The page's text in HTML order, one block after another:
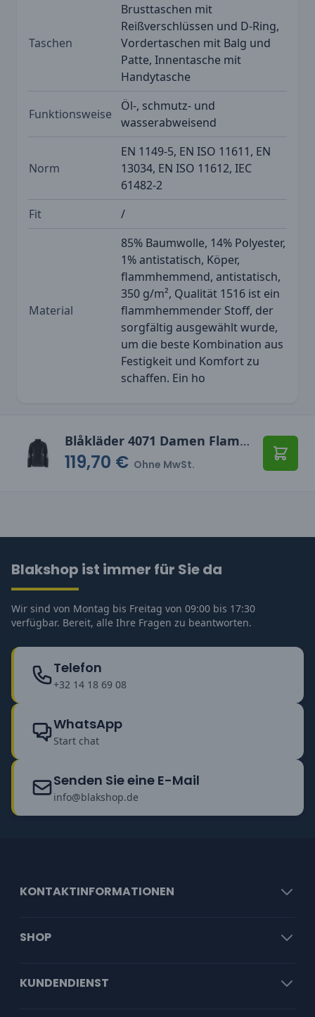
Taschen
Brusttaschen mit
Reißverschlüssen und D-Ring,
Vordertaschen mit Balg und
Patte, Innentasche mit
Handytasche
Funktionsweise
Öl-, schmutz- und
wasserabweisend
Norm
EN 1149-5, EN ISO 11611, EN
13034, EN ISO 11612, IEC
61482-2
Fit
/
Material
85% Baumwolle, 14% Polyester,
1% antistatisch, Köper,
flammhemmend, antistatisch,
350 g/m², Qualität 1516 ist ein
flammhemmender Stoff, der
sorgfältig ausgewählt wurde,
um die beste Kombination aus
Festigkeit und Komfort zu
schaffen. Ein ho
Blåkläder 4071 Damen Flammschutz Jacke
119,70 € Ohne MwSt. In
Blakshop ist immer für Sie da
Wir sind von Montag bis Freitag von 09:00 bis 17:30
verfügbar. Bereit, alle Ihre Fragen zu beantworten.
Telefon
+32 14 18 69 08
WhatsApp
Start chat
Senden Sie eine E-Mail
info@blakshop.de
KONTAKTINFORMATIONEN
SHOP
KUNDENDIENST